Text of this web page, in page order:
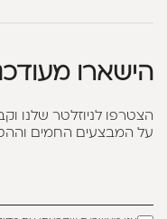
הישארו
הצטרפו לניוזלטר שלנו
על המבצעים החמים